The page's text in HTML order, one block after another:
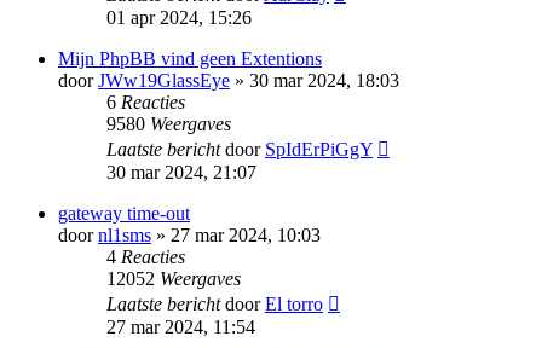
01 apr 2024, 15:26
Mijn PhpBB vind geen Extentions
doorJWw19GlassEye » 30 mar 2024, 18:03
6 Reacties
9580 Weergaves
Laatste berichtdoor SpIdErPiGgY
30 mar 2024, 21:07
gateway time-out
doornl1sms » 27 mar 2024, 10:03
4 Reacties
12052 Weergaves
Laatste berichtdoorEl torro
27 mar 2024, 11:54